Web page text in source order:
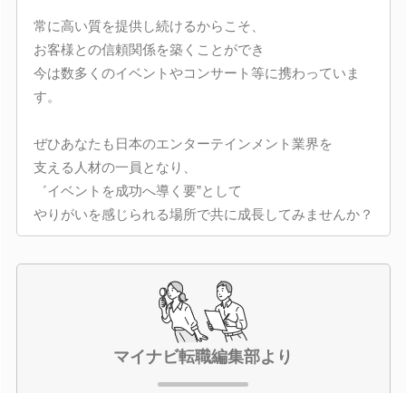
常に高い質を提供し続けるからこそ、
お客様との信頼関係を築くことができ
今は数多くのイベントやコンサート等に携わっていま
す。
ぜひあなたも日本のエンターテインメント業界を
支える人材の一員となり、
゛イベントを成功へ導く要”として
やりがいを感じられる場所で共に成長してみませんか？
マイナビ転職編集部より